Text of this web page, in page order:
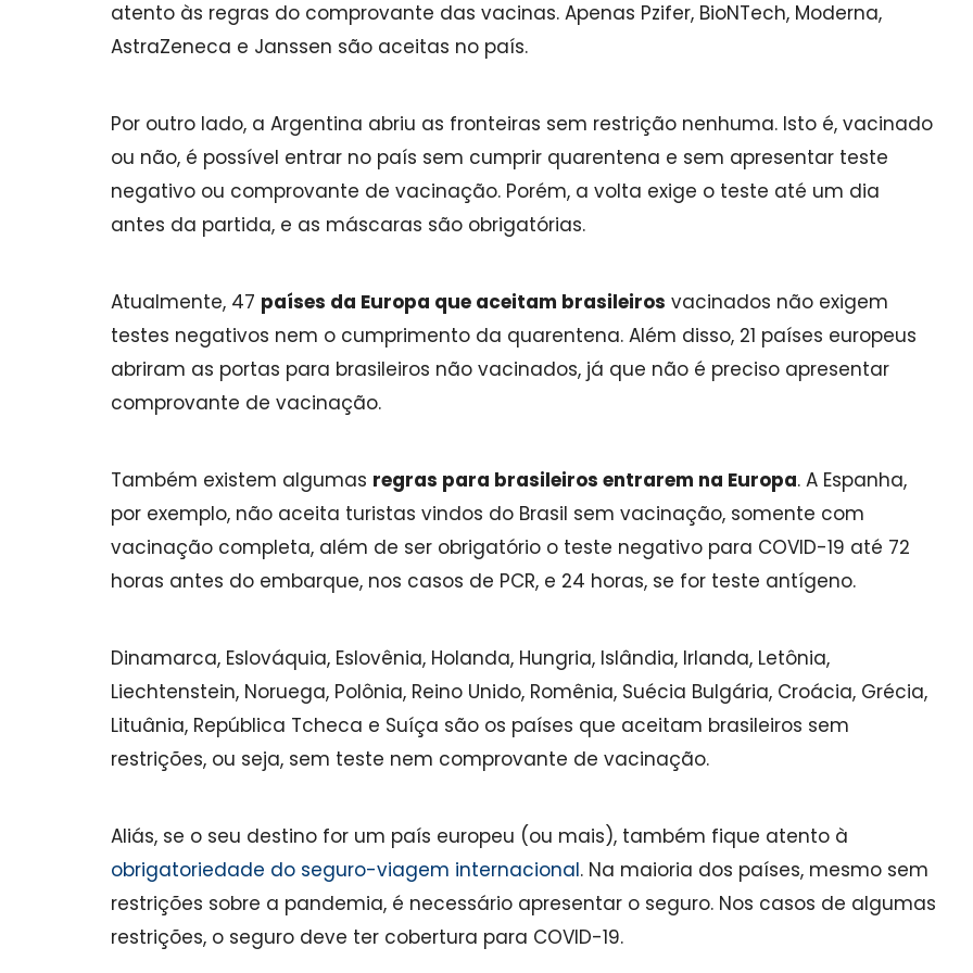
atento às regras do comprovante das vacinas. Apenas Pzifer, BioNTech, Moderna,
AstraZeneca e Janssen são aceitas no país.
Por outro lado, a Argentina abriu as fronteiras sem restrição nenhuma. Isto é, vacinado
ou não, é possível entrar no país sem cumprir quarentena e sem apresentar teste
negativo ou comprovante de vacinação. Porém, a volta exige o teste até um dia
antes da partida, e as máscaras são obrigatórias.
Atualmente, 47 países da Europa que aceitam brasileiros vacinados não exigem
testes negativos nem o cumprimento da quarentena. Além disso, 21 países europeus
abriram as portas para brasileiros não vacinados, já que não é preciso apresentar
comprovante de vacinação.
Também existem algumas regras para brasileiros entrarem na Europa. A Espanha,
por exemplo, não aceita turistas vindos do Brasil sem vacinação, somente com
vacinação completa, além de ser obrigatório o teste negativo para COVID-19 até 72
horas antes do embarque, nos casos de PCR, e 24 horas, se for teste antígeno.
Dinamarca, Eslováquia, Eslovênia, Holanda, Hungria, Islândia, Irlanda, Letônia,
Liechtenstein, Noruega, Polônia, Reino Unido, Romênia, Suécia Bulgária, Croácia, Grécia,
Lituânia, República Tcheca e Suíça são os países que aceitam brasileiros sem
restrições, ou seja, sem teste nem comprovante de vacinação.
Aliás, se o seu destino for um país europeu (ou mais), também fique atento à
obrigatoriedade do seguro-viagem internacional. Na maioria dos países, mesmo sem
restrições sobre a pandemia, é necessário apresentar o seguro. Nos casos de algumas
restrições, o seguro deve ter cobertura para COVID-19.